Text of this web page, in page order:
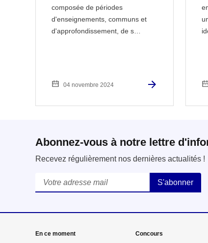
composée de périodes
d'enseignements, communs et
d'approfondissement, de s…
04 novembre 2024
Abonnez-vous à notre lettre
Recevez régulièrement nos dernières actualités !
Courriel
En ce moment Concours